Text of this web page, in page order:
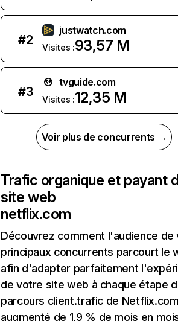
#2
justwatch.com
Visites :93,57 M
#3
tvguide.com
Visites :12,35 M
Voir plus de concurrents →
Trafic organique et payant
site web
netflix.com
Découvrez comment l'audience de
principaux concurrents parcourt le
afin d'adapter parfaitement
de votre site web à chaque étape
parcours client.trafic de
augmenté de 1,9 % de mois en